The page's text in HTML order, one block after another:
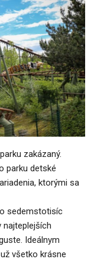
zakázaný.
parku detské
ktorými sa
sedemstotisíc
Ideálnym
všetko krásne